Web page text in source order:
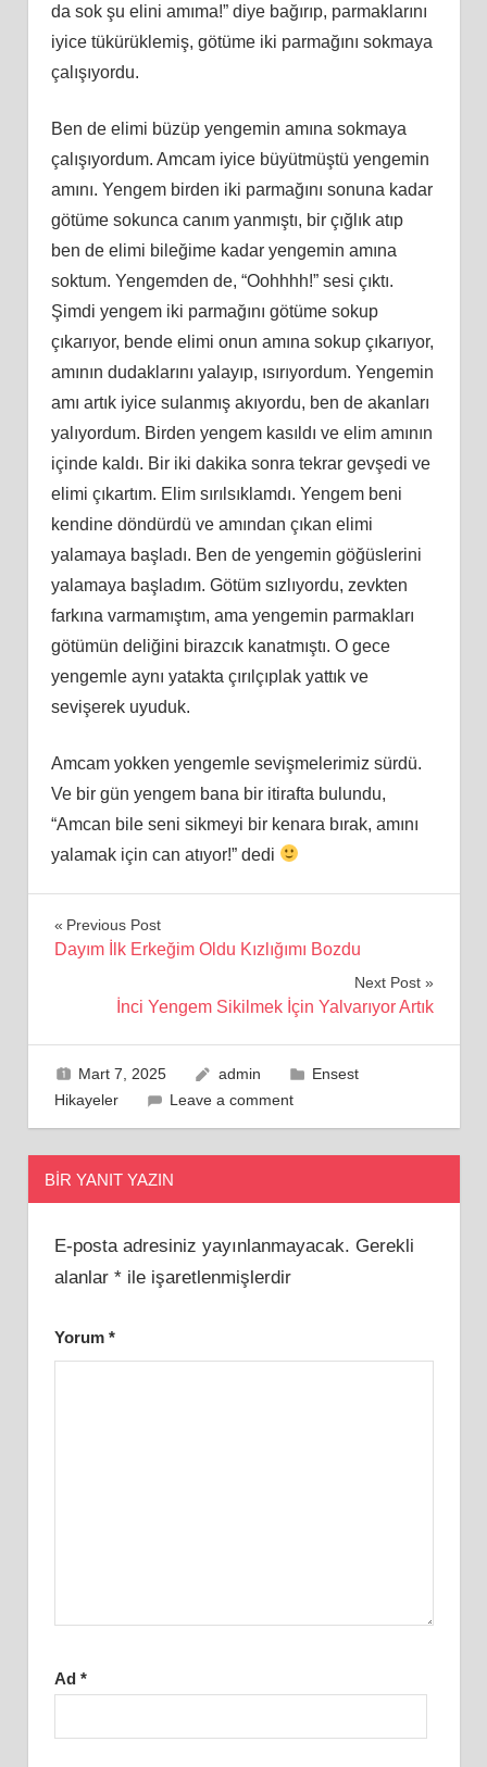
da sok şu elini amıma!” diye bağırıp, parmaklarını
iyice tükürüklemiş, götüme iki parmağını sokmaya
çalışıyordu.
Ben de elimi büzüp yengemin amına sokmaya
çalışıyordum. Amcam iyice büyütmüştü yengemin
amını. Yengem birden iki parmağını sonuna kadar
götüme sokunca canım yanmıştı, bir çığlık atıp
ben de elimi bileğime kadar yengemin amına
soktum. Yengemden de, “Oohhhh!” sesi çıktı.
Şimdi yengem iki parmağını götüme sokup
çıkarıyor, bende elimi onun amına sokup çıkarıyor,
amının dudaklarını yalayıp, ısırıyordum. Yengemin
amı artık iyice sulanmış akıyordu, ben de akanları
yalıyordum. Birden yengem kasıldı ve elim amının
içinde kaldı. Bir iki dakika sonra tekrar gevşedi ve
elimi çıkartım. Elim sırılsıklamdı. Yengem beni
kendine döndürdü ve amından çıkan elimi
yalamaya başladı. Ben de yengemin göğüslerini
yalamaya başladım. Götüm sızlıyordu, zevkten
farkına varmamıştım, ama yengemin parmakları
götümün deliğini birazcık kanatmıştı. O gece
yengemle aynı yatakta çırılçıplak yattık ve
sevişerek uyuduk.
Amcam yokken yengemle sevişmelerimiz sürdü.
Ve bir gün yengem bana bir itirafta bulundu,
“Amcan bile seni sikmeyi bir kenara bırak, amını
yalamak için can atıyor!” dedi
Yazı
Previous Post
Dayım İlk Erkeğim Oldu Kızlığımı Bozdu
Next Post
İnci Yengem Sikilmek İçin Yalvarıyor Artık
Mart 7, 2025 admin
Ensest
Hikayeler
Leave a comment
BIR YANIT YAZIN
E-posta adresiniz yayınlanmayacak. Gerekli
alanlar *ile işaretlenmişlerdir
Yorum *
Ad *